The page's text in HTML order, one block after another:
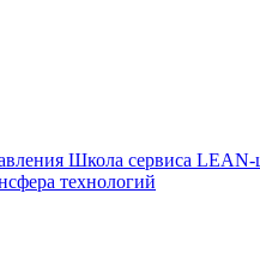
Школа сервиса LEAN-
технологий